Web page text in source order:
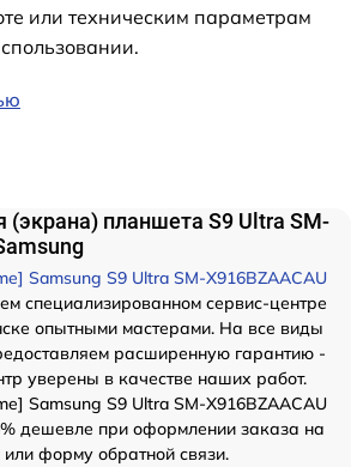
или техническим параметрам
(экрана) планшета S9 Ultra SM-
Samsung S9 Ultra SM-X916BZAACAU
специализированном сервис-центре
опытными мастерами. На все виды
расширенную гарантию -
уверены в качестве наших работ.
Samsung S9 Ultra SM-X916BZAACAU
дешевле при оформлении заказа на
или форму обратной связи.